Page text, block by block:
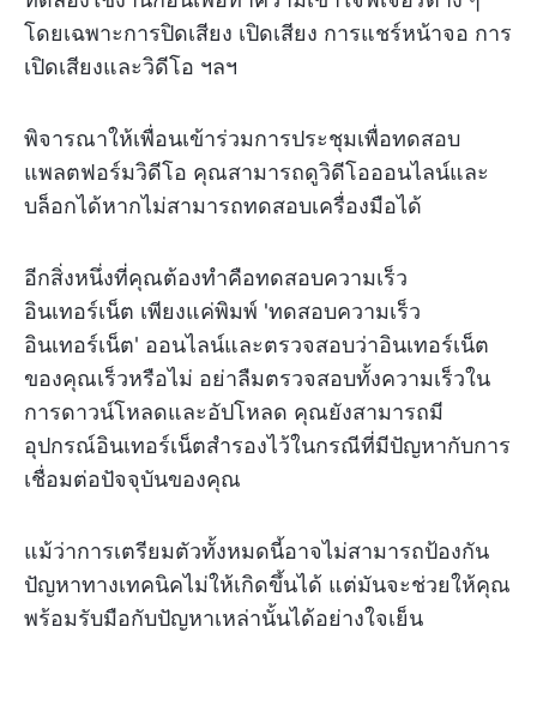
โดยเฉพาะการปิดเสียง เปิดเสียง การแชร์หน้าจอ การ
เปิดเสียงและวิดีโอ ฯลฯ
พิจารณาให้เพื่อนเข้าร่วมการประชุมเพื่อทดสอบ
แพลตฟอร์มวิดีโอ คุณสามารถดูวิดีโอออนไลน์และ
บล็อกได้หากไม่สามารถทดสอบเครื่องมือได้
อีกสิ่งหนึ่งที่คุณต้องทำคือทดสอบความเร็ว
อินเทอร์เน็ต เพียงแค่พิมพ์ 'ทดสอบความเร็ว
อินเทอร์เน็ต' ออนไลน์และตรวจสอบว่าอินเทอร์เน็ต
ของคุณเร็วหรือไม่ อย่าลืมตรวจสอบทั้งความเร็วใน
การดาวน์โหลดและอัปโหลด คุณยังสามารถมี
อุปกรณ์อินเทอร์เน็ตสำรองไว้ในกรณีที่มีปัญหากับการ
เชื่อมต่อปัจจุบันของคุณ
แม้ว่าการเตรียมตัวทั้งหมดนี้อาจไม่สามารถป้องกัน
ปัญหาทางเทคนิคไม่ให้เกิดขึ้นได้ แต่มันจะช่วยให้คุณ
พร้อมรับมือกับปัญหาเหล่านั้นได้อย่างใจเย็น